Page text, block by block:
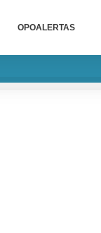
OPOALERTAS